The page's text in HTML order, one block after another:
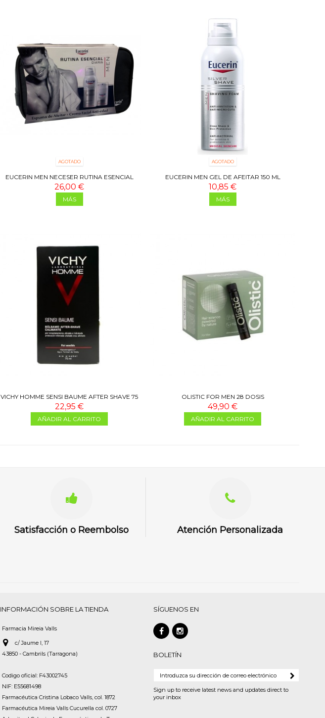
AGOTADO
EUCERIN MEN NECESER RUTINA ESENCIAL
DIARIA
26,00 €
MÁS
AGOTADO
EUCERIN MEN GEL DE AFEITAR 150 ML
10,85 €
MÁS
VICHY HOMME SENSI BAUME AFTER SHAVE 75
ML
22,95 €
AÑADIR AL CARRITO
OLISTIC FOR MEN 28 DOSIS
49,90 €
AÑADIR AL CARRITO
Satisfacción o Reembolso Atención Personalizada
INFORMACIÓN SOBRE LA TIENDA
Farmacia Mireia Valls
c/ Jaume I, 17
43850 - Cambrils (Tarragona)
Codigo oficial: F43002745
NIF: E55681498
Farmacéutica Cristina Lobaco Valls, col. 1872
Farmacéutica Mireia Valls Cucurella col. 0727
SÍGUENOS EN
BOLETÍN
Sign up to receive latest news and updates direct to
your inbox